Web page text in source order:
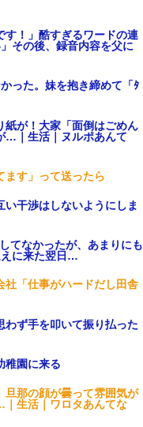
す！」酷すぎるワードの連
その後、録音内容を父に
った。妹を抱き締めて「ﾀ
紙が！大家「面倒はごめん
…｜生活｜ヌルポあんて
ます」って送ったら
い干渉はしないようにしま
てなかったが、あまりにも
に来た翌日…
社「仕事がハードだし田舎
ず手を叩いて振り払った
稚園に来る
旦那の顔が曇って雰囲気が
｜生活｜ワロタあんてな